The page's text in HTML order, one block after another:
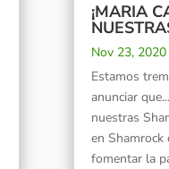
¡MARIA
Nov 23, 2020
Estamos
anunciar
nuestras
en Shamrock
fomentar la